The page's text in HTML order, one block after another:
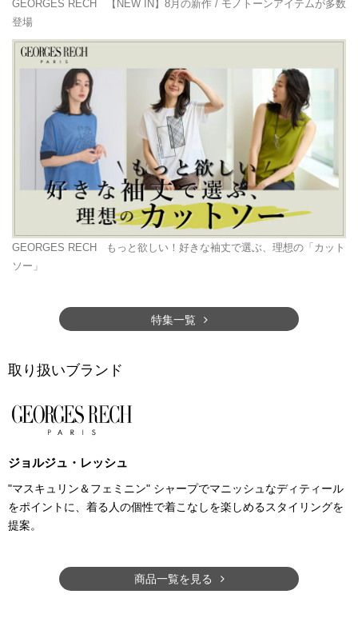
GEORGES RECH
【NEW IN】8月の新作 / モノトーンアイテムが多数
登場
GEORGES RECH
もっと欲しい！好きな袖丈で選ぶ、理想の「カット
ソー」
特集一覧
取り扱いブランド
ジョルジュ・レッシュ
"マスキュリン＆フェミニン" シャープでマニッシュなディティール
をポイントに、着る人の個性で着こなしを楽しめるスタイリングを
提案。
商品一覧を見る